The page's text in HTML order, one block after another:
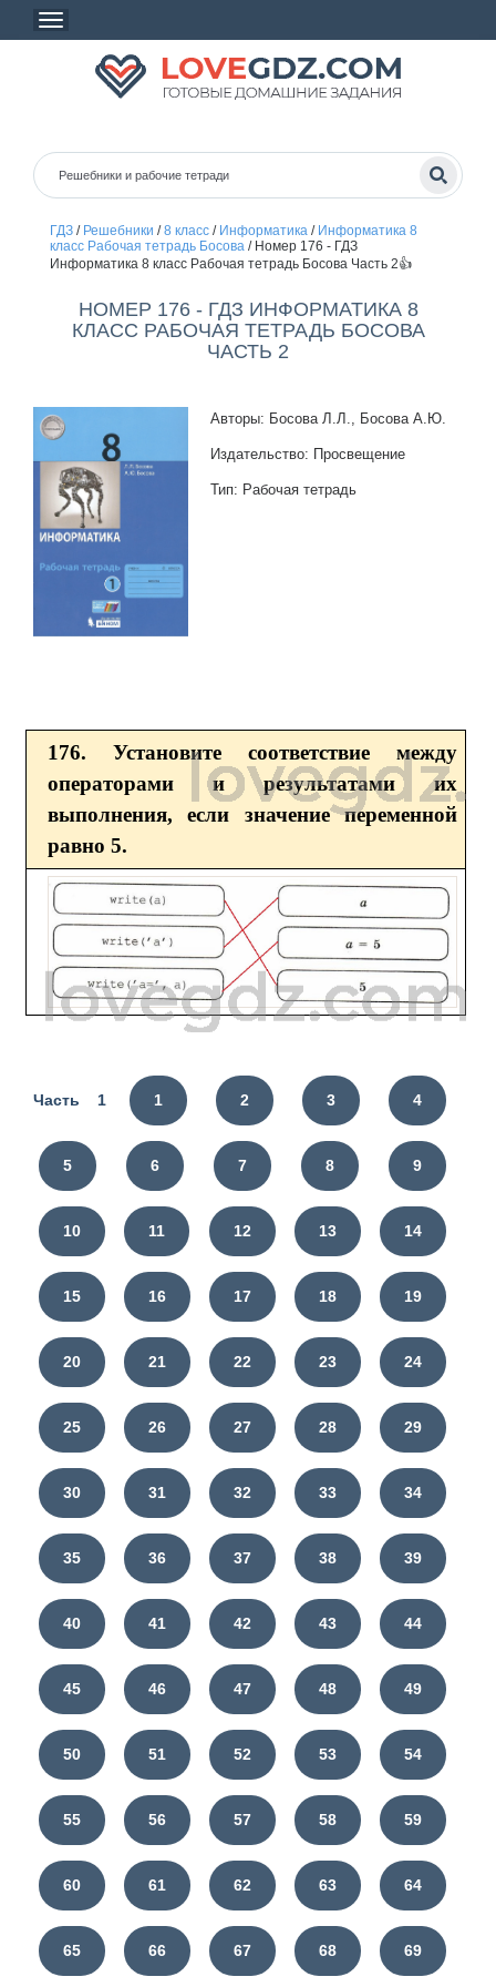
ГДЗ/ Решебники /8 класс/ Информатика/ Информатика 8
класс Рабочая тетрадь Босова/ Номер 176 - ГДЗ
Информатика 8 класс Рабочая тетрадь Босова Часть 2👍
НОМЕР 176 - ГДЗ ИНФОРМАТИКА 8
КЛАСС РАБОЧАЯ ТЕТРАДЬ БОСОВА
ЧАСТЬ 2
Авторы: Босова Л.Л., Босова А.Ю.
Издательство: Просвещение
Тип: Рабочая тетрадь
176. Установите соответствие между
операторами и результатами их
выполнения, если значение переменной
равно 5.
Часть 1 1 2 3 4
5 6 7 8 9
10 11 12 13 14
15 16 17 18 19
20 21 22 23 24
25 26 27 28 29
30 31 32 33 34
35 36 37 38 39
40 41 42 43 44
45 46 47 48 49
50 51 52 53 54
55 56 57 58 59
60 61 62 63 64
65 66 67 68 69